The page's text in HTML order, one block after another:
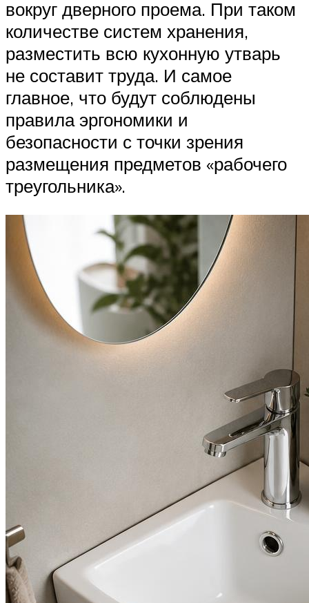
вокруг дверного проема. При таком
количестве систем хранения,
разместить всю кухонную утварь
не составит труда. И самое
главное, что будут соблюдены
правила эргономики и
безопасности с точки зрения
размещения предметов «рабочего
треугольника».